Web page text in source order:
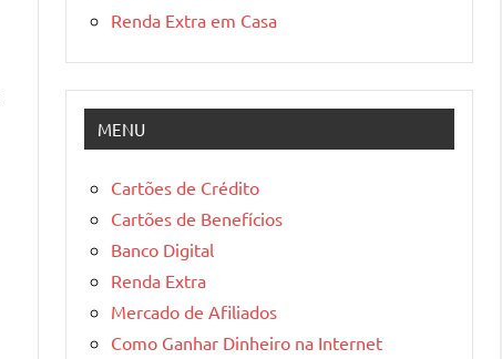
Renda Extra em Casa
MENU
Cartões de Crédito
Cartões de Benefícios
Banco Digital
Renda Extra
Mercado de Afiliados
Como Ganhar Dinheiro na Internet